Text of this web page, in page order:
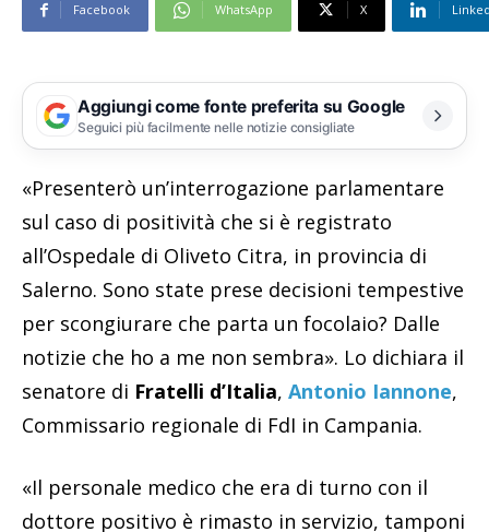
Facebook WhatsApp X
Aggiungi come fonte preferita su Google
Seguici più facilmente nelle notizie consigliate
«Presenterò un’interrogazione parlamentare
sul caso di positività che si è registrato
all’Ospedale di Oliveto Citra, in provincia di
Salerno. Sono state prese decisioni tempestive
per scongiurare che parta un focolaio? Dalle
notizie che ho a me non sembra». Lo dichiara il
senatore di Fratelli d’Italia, Antonio Iannone,
Commissario regionale di FdI in Campania.
«Il personale medico che era di turno con il
dottore positivo è rimasto in servizio, tamponi